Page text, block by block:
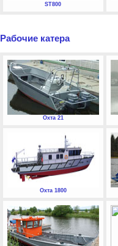
ST800
Рабочие катера
Охта 21
Охта 1800